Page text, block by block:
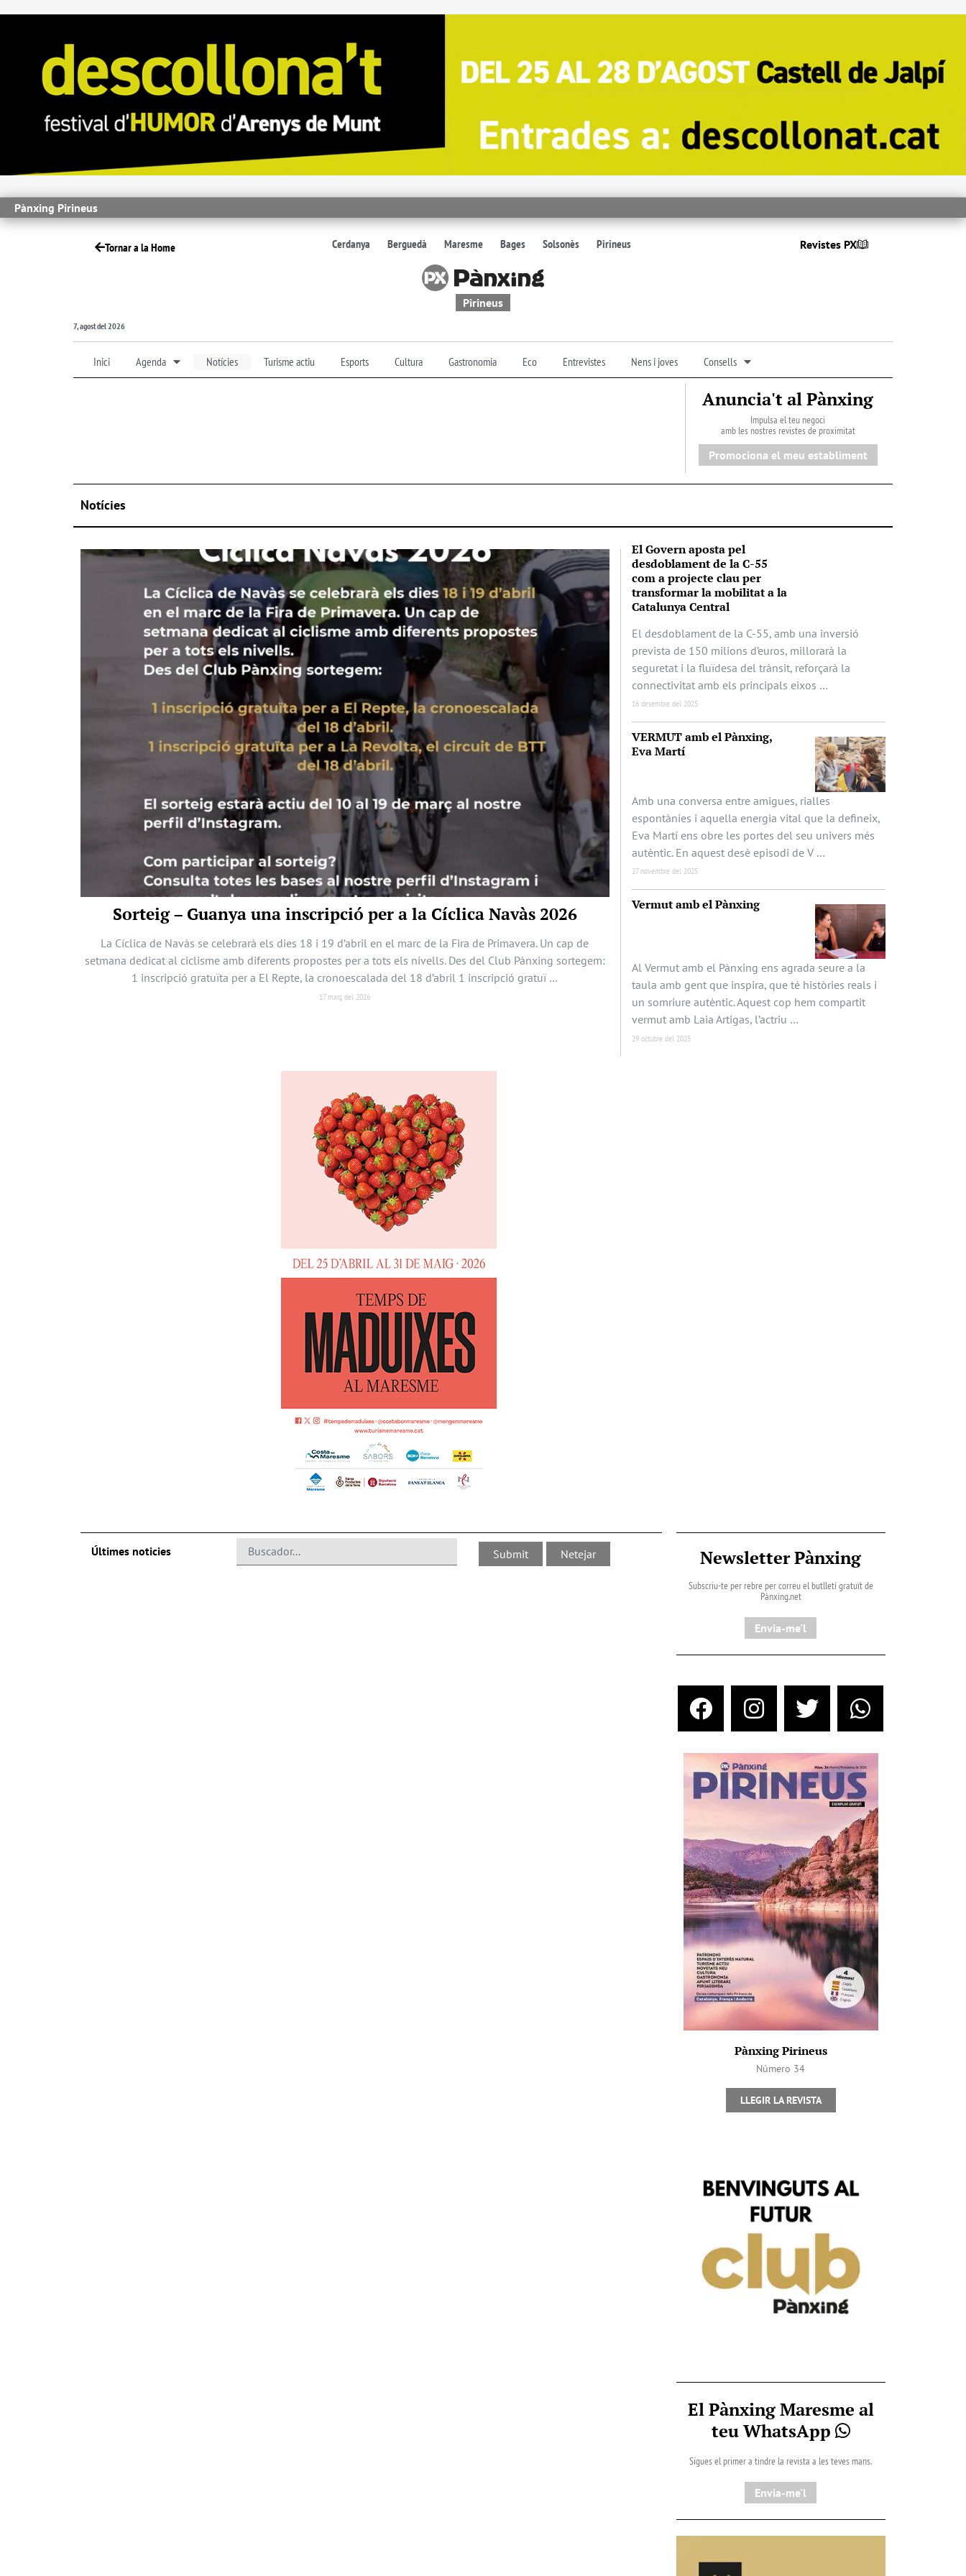
Pànxing Pirineus
Tornar a la Home Cerdanya Berguedà Maresme Bages Solsonès Pirineus Revistes PX
Pirineus
7, agost del 2026
Inici Agenda Notícies Turisme actiu Esports Cultura Gastronomia Eco Entrevistes Nens i joves Consells
Anuncia't al Pànxing
Impulsa el teu negoci
amb les nostres revistes de proximitat
Promociona el meu establiment
Notícies
Sorteig – Guanya una inscripció per a la Cíclica Navàs 2026
La Cíclica de Navàs se celebrarà els dies 18 i 19 d’abril en el marc de la Fira de Primavera. Un cap de
setmana dedicat al ciclisme amb diferents propostes per a tots els nivells. Des del Club Pànxing sortegem:
1 inscripció gratuïta per a El Repte, la cronoescalada del 18 d’abril 1 inscripció gratuï …
17 març del 2026
El Govern aposta pel
desdoblament de la C-55
com a projecte clau per
transformar la mobilitat a la
Catalunya Central
El desdoblament de la C-55, amb una inversió
prevista de 150 milions d’euros, millorarà la
seguretat i la fluïdesa del trànsit, reforçarà la
connectivitat amb els principals eixos …
16 desembre del 2025
VERMUT amb el Pànxing,
Eva Martí
Amb una conversa entre amigues, rialles
espontànies i aquella energia vital que la defineix,
Eva Martí ens obre les portes del seu univers més
autèntic. En aquest desè episodi de V …
27 novembre del 2025
Vermut amb el Pànxing
Al Vermut amb el Pànxing ens agrada seure a la
taula amb gent que inspira, que té històries reals i
un somriure autèntic. Aquest cop hem compartit
vermut amb Laia Artigas, l’actriu …
29 octubre del 2025
Últimes noticies Newsletter Pànxing
Subscriu-te per rebre per correu el butlletí gratuït de
Pànxing.net​
Envia-me'l
Pànxing Pirineus
Número 34
LLEGIR LA REVISTA
El Pànxing Maresme al
teu WhatsApp
Sigues el primer a tindre la revista a les teves mans.
Envia-me'l